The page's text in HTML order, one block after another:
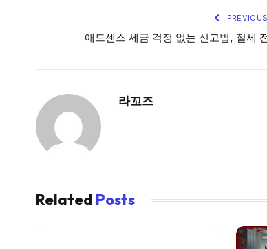
애드센스 세금 걱정 없는 신고법, 절세
라꼬즈
Related Posts